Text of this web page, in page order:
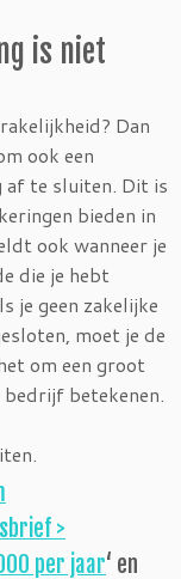
is niet
Dan
ook een
af te sluiten. Dit is
bieden in
ook wanneer je
die je hebt
je geen zakelijke
moet je de
om een groot
betekenen.
>
per jaar‘ en